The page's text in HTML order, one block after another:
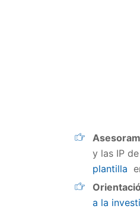
y las IP
plantilla
a la